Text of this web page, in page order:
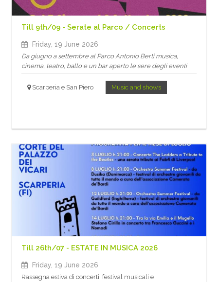
Till 9th/09 - Serate al Parco / Concerts
Friday, 19 June 2026
Da giugno a settembre al Parco Antonio Berti musica,
cinema, teatro, ballo e un bar aperto le sere degli eventi
Scarperia e San Piero Music and shows
Till 26th/07 - ESTATE IN MUSICA 2026
Friday, 19 June 2026
Rassegna estiva di concerti, festival musicali e